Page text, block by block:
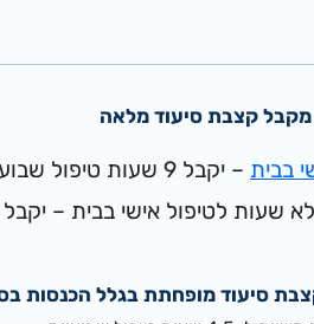
בבית – יקבל 9 שעות טיפול שבועיות נוספות.
שעות לטיפול אישי בבית –